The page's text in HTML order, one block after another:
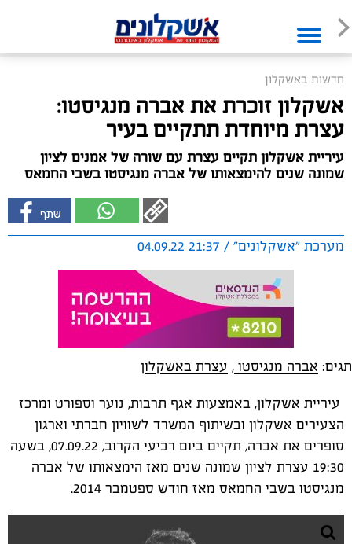
חדשות באשקלון
אשקלון זוכרת את אברה מנגיסטו:
עצרת מיוחדת תתקיים בעיר
עיריית אשקלון תקיים עצרת עם שורה של אמנים לציון
שמונה שנים להימצאותו של אברה מנגיסטו בשבי החמאס
מערכת "אשקלונים" / 21:37 04.09.22
תגים: אברה מנגיסטו , עצרת באשקלון
עיריית אשקלון, באמצעות אגף תרבות, נוער וספורט ומרכז
הצעירים אשקלון ובשיתוף המשרד לשוויון חברתי וארגון
סופרים את אברה, תקיים ביום רביעי הקרוב, 07.09.22, בשעה
19:30 עצרת לציון שמונה שנים מאז הימצאותו של אברה
מנגיסטו בשבי החמאס מאז חודש ספטמבר 2014.